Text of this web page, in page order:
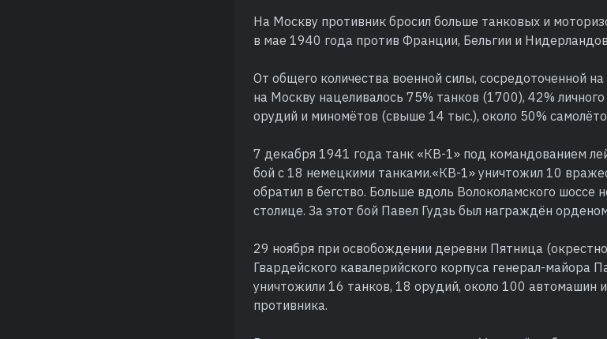
На Москву противник бросил больше танковых и
в мае 1940 года против Франции, Бельгии и
От общего количества военной силы, сосредоточенной
на Москву нацеливалось 75% танков (1700), 42%
орудий и миномётов (свыше 14 тыс.), около 50%
7 декабря 1941 года танк «КВ-1» под командованием
бой с 18 немецкими танками.«КВ-1» уничтожил 10
обратил в бегство. Больше вдоль Волоколамского шоссе
столице. За этот бой Павел Гудзь был награждён
29 ноября при освобождении деревни Пятница
Гвардейского кавалерийского корпуса генерал-майора
уничтожили 16 танков, 18 орудий, около 100 автомашин
противника.